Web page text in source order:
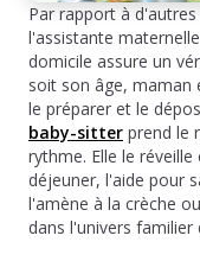
Par rapport à
l'assistante
domicile assure un
soit son âge, maman
le préparer et le
baby-sitter prend le
rythme. Elle le
déjeuner, l'aide pour
l'amène à la crèche
dans l'univers familier